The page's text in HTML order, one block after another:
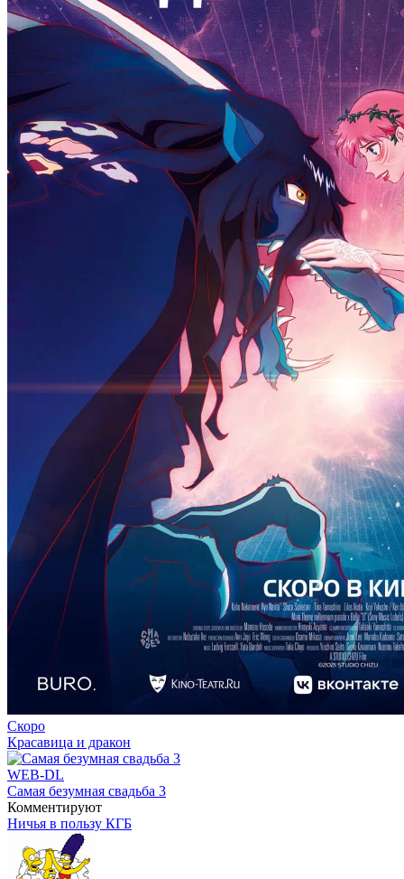
аниме сериалРазгневанная леди поклялась
отомстить: Я разрушу
1 сезон
21 . 07
мультсериал
Царь горы
15 сезон
10 серия
20 . 07
аниме сериалСемья шпиона
3 сезон
13 серия
О моём перерождении в слизь
Скоро
Красавица и дракон
WEB-DL
Самая безумная свадьба 3
Комментируют
Ничья в пользу КГБ